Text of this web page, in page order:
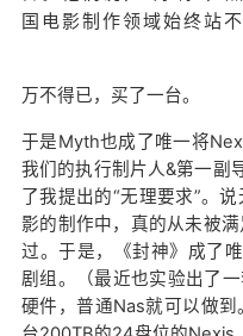
国电影制作领域始终站
万不得已，买了一台。
于是Myth也成了唯一将
我们的执行制片人&第一副
了我提出的“无理要求”。
影的制作中，真的从未被
过。于是，《封神》成了
剧组。（最近也实验出了
硬件，普通Nas就可以做